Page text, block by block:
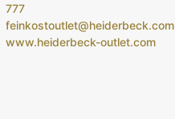
777
feinkostoutlet@heiderbeck.com
www.heiderbeck-outlet.com